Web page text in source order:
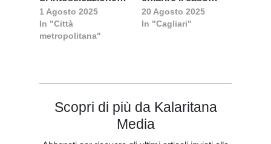
alimentare: grave
un undicenne
1 Agosto 2025
In "Città
metropolitana"
botulino
20 Agosto 2025
In "Cagliari"
Scopri di più da Kalaritana
Media